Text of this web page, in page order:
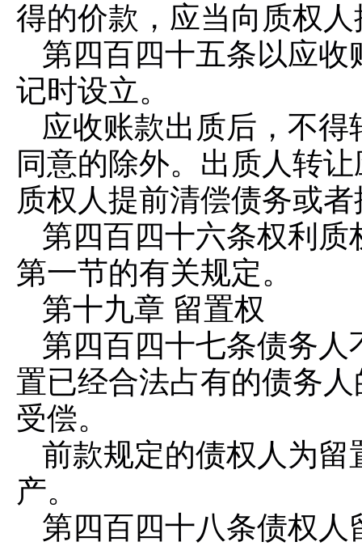
得的价款，应当向质权
第四百四十五条以应收
记时设立。
应收账款出质后，不
同意的除外。出质人转
质权人提前清偿债务或
第四百四十六条权利质
第一节的有关规定。
第十九章 留置权
第四百四十七条债务人
置已经合法占有的债务
受偿。
前款规定的债权人为
产。
第四百四十八条债权人